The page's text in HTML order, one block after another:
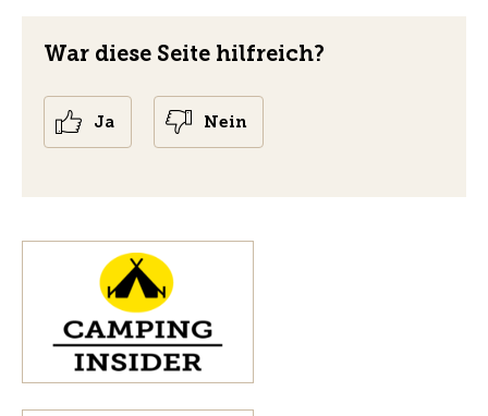
War diese Seite hilfreich?
Ja Nein